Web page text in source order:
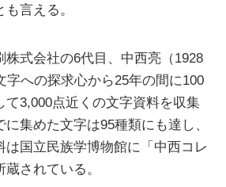
言える。
株式会社の6代目、中西亮（1928
字への探求心から25年の間に100
て3,000点近くの文字資料を収集
集めた文字は95種類にも達し、
は国立民族学博物館に「中西コレ
されている。